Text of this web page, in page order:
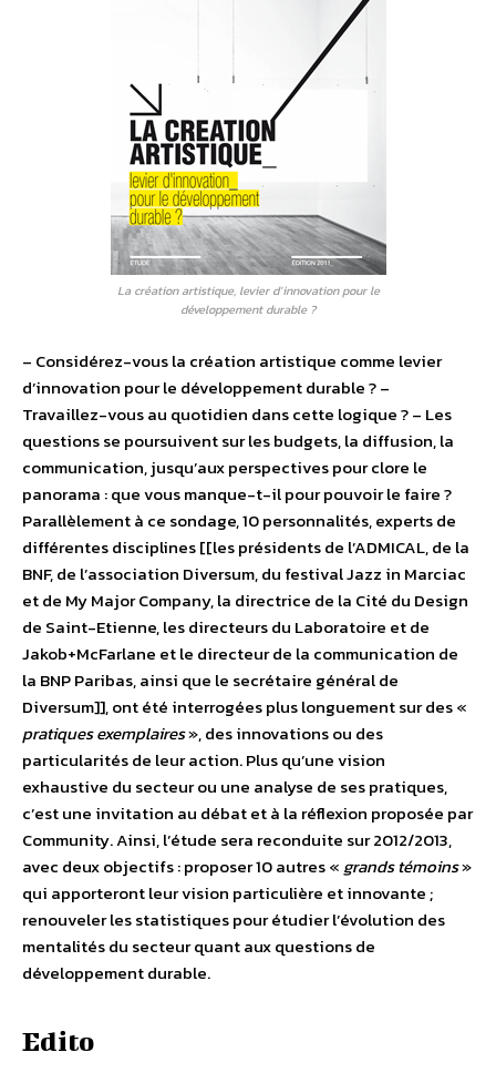
La création artistique, levier d’innovation pour le
développement durable ?
– Considérez-vous la création artistique comme levier
d’innovation pour le développement durable ? –
Travaillez-vous au quotidien dans cette logique ? – Les
questions se poursuivent sur les budgets, la diffusion, la
communication, jusqu’aux perspectives pour clore le
panorama : que vous manque-t-il pour pouvoir le faire ?
Parallèlement à ce sondage, 10 personnalités, experts de
différentes disciplines [[les présidents de l’ADMICAL, de la
BNF, de l’association Diversum, du festival Jazz in Marciac
et de My Major Company, la directrice de la Cité du Design
de Saint-Etienne, les directeurs du Laboratoire et de
Jakob+McFarlane et le directeur de la communication de
la BNP Paribas, ainsi que le secrétaire général de
Diversum]], ont été interrogées plus longuement sur des «
pratiques exemplaires», des innovations ou des
particularités de leur action. Plus qu’une vision
exhaustive du secteur ou une analyse de ses pratiques,
c’est une invitation au débat et à la réflexion proposée par
Community. Ainsi, l’étude sera reconduite sur 2012/2013,
avec deux objectifs : proposer 10 autres « grands témoins»
qui apporteront leur vision particulière et innovante ;
renouveler les statistiques pour étudier l’évolution des
mentalités du secteur quant aux questions de
développement durable.
Edito